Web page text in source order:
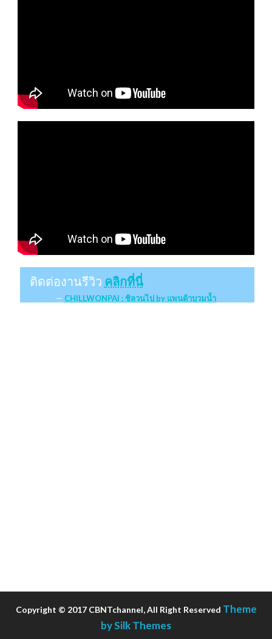
ติดต่องานรีวิว คลิกที่นี่
CHILLWONPAI : ชิลวนไป by แพนด้าบวมน้ำ
Copyright © 2017 CBNTchannel, All Right Reserved Theme
by Silk Themes